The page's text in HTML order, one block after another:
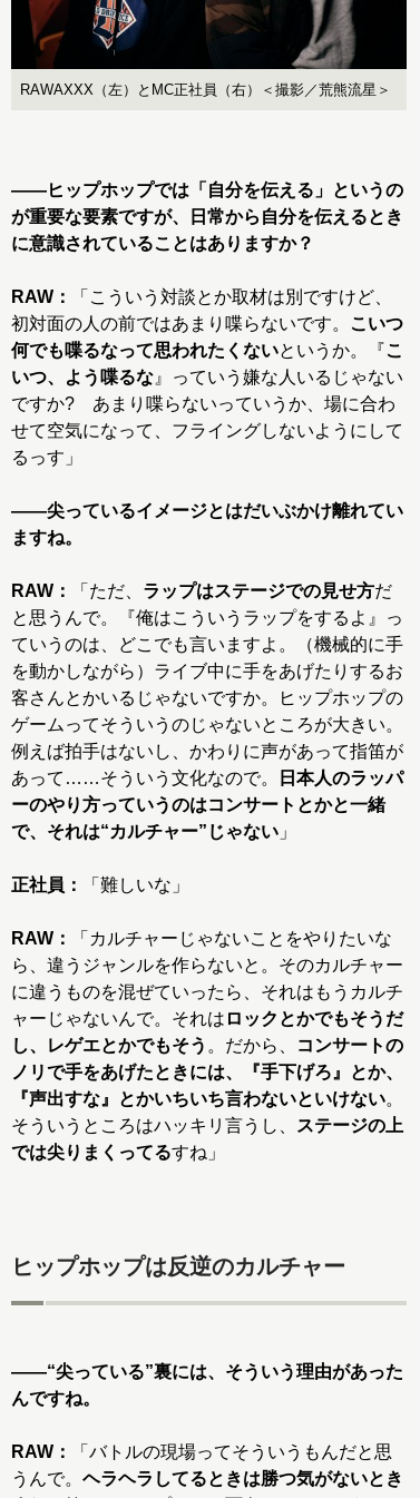
RAWAXXX（左）とMC正社員（右）＜撮影／荒熊流星＞
——ヒップホップでは「自分を伝える」というの
が重要な要素ですが、日常から自分を伝えるとき
に意識されていることはありますか？
RAW：
「こういう対談とか取材は別ですけど、
初対面の人の前ではあまり喋らないです。 こいつ
何でも喋るなって思われたくないというか。『こ
いつ、よう喋るな 』っていう嫌な人いるじゃない
ですか? あまり喋らないっていうか、場に合わ
せて空気になって、フライングしないようにして
るっす」
——尖っているイメージとはだいぶかけ離れてい
ますね。
RAW： 「ただ、 ラップはステージでの見せ方だ
と思うんで。『俺はこういうラップをするよ』っ
ていうのは、どこでも言いますよ。（機械的に手
を動かしながら）ライブ中に手をあげたりするお
客さんとかいるじゃないですか。ヒップホップの
ゲームってそういうのじゃないところが大きい。
例えば拍手はないし、かわりに声があって指笛が
あって……そういう文化なので。
日本人のラッパ
ーのやり方っていうのはコンサートとかと一緒
で、それは“カルチャー”じゃない 」
正社員： 「難しいな」
RAW：
「カルチャーじゃないことをやりたいな
ら、違うジャンルを作らないと。そのカルチャー
に違うものを混ぜていったら、それはもうカルチ
ャーじゃないんで。それは ロックとかでもそうだ
し、レゲエとかでもそう 。だから、
コンサートの
ノリで手をあげたときには、『手下げろ』とか、
『声出すな』とかいちいち言わないといけない。
そういうところはハッキリ言うし、
ステージの上
では尖りまくってるすね」
ヒップホップは反逆のカルチャー
——“尖っている”裏には、そういう理由があった
んですね。
RAW：
「バトルの現場ってそういうもんだと思
うんで。 ヘラヘラしてるときは勝つ気がないとき